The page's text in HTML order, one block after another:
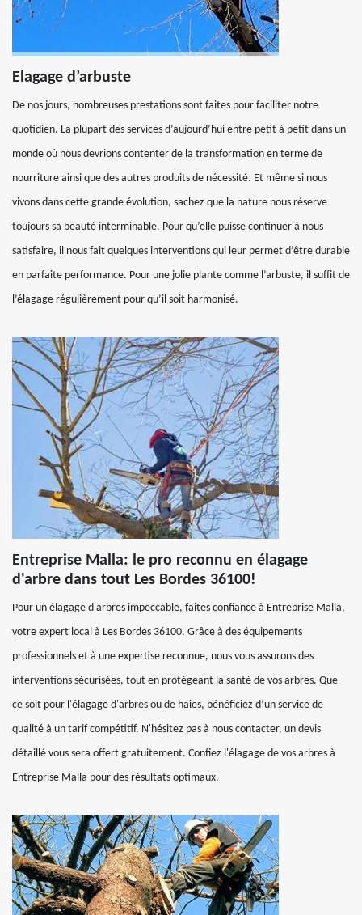
Elagage d’arbuste
De nos jours, nombreuses prestations sont faites pour faciliter notre
quotidien. La plupart des services d’aujourd’hui entre petit à petit dans un
monde où nous devrions contenter de la transformation en terme de
nourriture ainsi que des autres produits de nécessité. Et même si nous
vivons dans cette grande évolution, sachez que la nature nous réserve
toujours sa beauté interminable. Pour qu’elle puisse continuer à nous
satisfaire, il nous fait quelques interventions qui leur permet d’être durable
en parfaite performance. Pour une jolie plante comme l’arbuste, il suffit de
l’élagage régulièrement pour qu’il soit harmonisé.
Entreprise Malla: le pro reconnu en élagage
d'arbre dans tout Les Bordes 36100!
Pour un élagage d'arbres impeccable, faites confiance à Entreprise Malla,
votre expert local à Les Bordes 36100. Grâce à des équipements
professionnels et à une expertise reconnue, nous vous assurons des
interventions sécurisées, tout en protégeant la santé de vos arbres. Que
ce soit pour l'élagage d'arbres ou de haies, bénéficiez d’un service de
qualité à un tarif compétitif. N'hésitez pas à nous contacter, un devis
détaillé vous sera offert gratuitement. Confiez l'élagage de vos arbres à
Entreprise Malla pour des résultats optimaux.